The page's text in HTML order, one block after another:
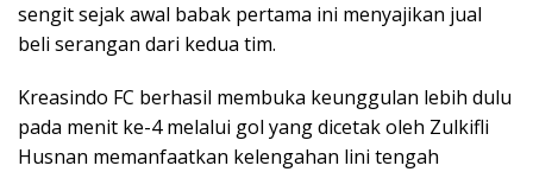
sengit sejak awal babak pertama ini menyajikan jual
beli serangan dari kedua tim.
Kreasindo FC berhasil membuka keunggulan lebih dulu
pada menit ke-4 melalui gol yang dicetak oleh Zulkifli
Husnan memanfaatkan kelengahan lini tengah